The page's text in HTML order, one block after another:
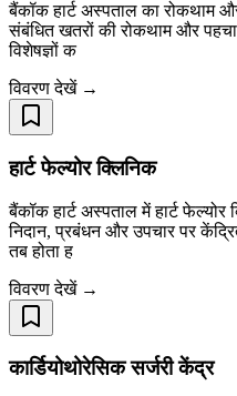
बैंकॉक हार्ट अस्पताल का रोकथाम
संबंधित खतरों की रोकथाम और
विशेषज्ञों क
विवरण देखें →
हार्ट फेल्योर क्लिनिक
बैंकॉक हार्ट अस्पताल में हार्ट
निदान, प्रबंधन और उपचार पर
तब होता ह
विवरण देखें →
कार्डियोथोरेसिक सर्जरी केंद्र